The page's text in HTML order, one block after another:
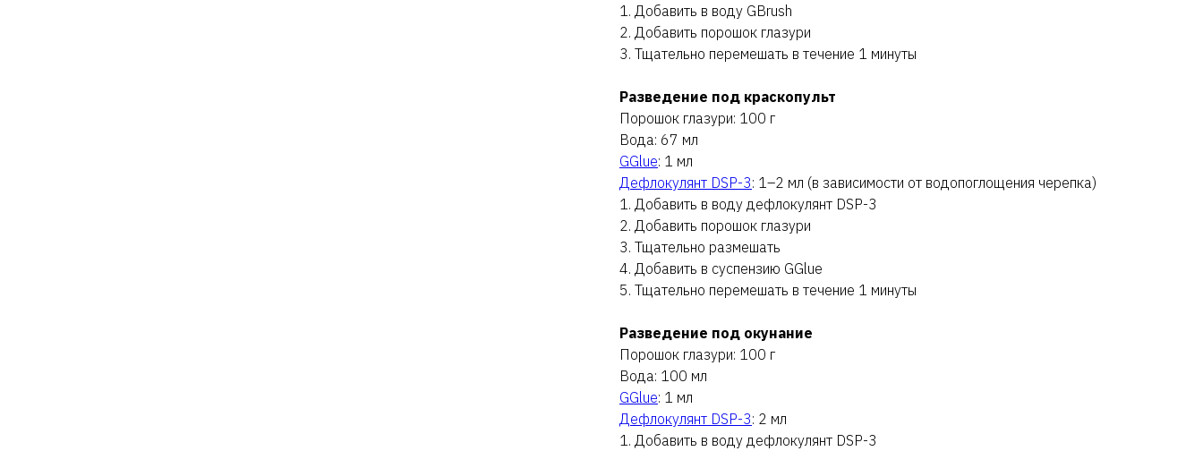
1. Добавить в воду GBrush
2. Добавить порошок глазури
3. Тщательно перемешать в течение 1 минуты
Разведение под краскопульт
Порошок глазури: 100 г
Вода: 67 мл
GGlue: 1 мл
Дефлокулянт DSP-3: 1–2 мл (в зависимости от водопоглощения черепка)
1. Добавить в воду дефлокулянт DSP-3
2. Добавить порошок глазури
3. Тщательно размешать
4. Добавить в суспензию GGlue
5. Тщательно перемешать в течение 1 минуты
Разведение под окунание
Порошок глазури: 100 г
Вода: 100 мл
GGlue: 1 мл
Дефлокулянт DSP-3: 2 мл
1. Добавить в воду дефлокулянт DSP-3